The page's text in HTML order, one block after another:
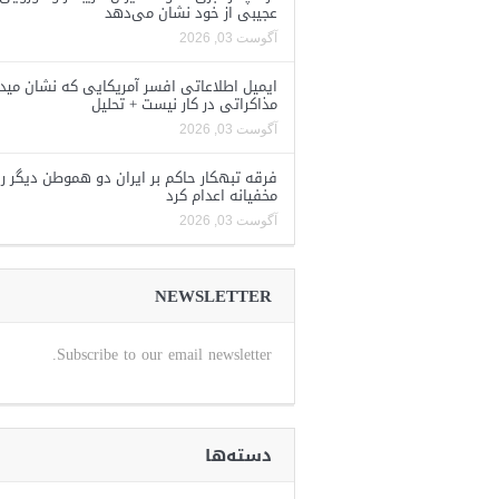
عجیبی از خود نشان می‌دهد
آگوست 03, 2026
ایمیل اطلاعاتی افسر آمریکایی که نشان
مذاکراتی در کار نیست + تحلیل
آگوست 03, 2026
فرقه تبهکار حاکم بر ایران دو هموطن دیگر
مخفیانه اعدام کرد
آگوست 03, 2026
NEWSLETTER
Subscribe to our email newsletter.
دسته‌ها